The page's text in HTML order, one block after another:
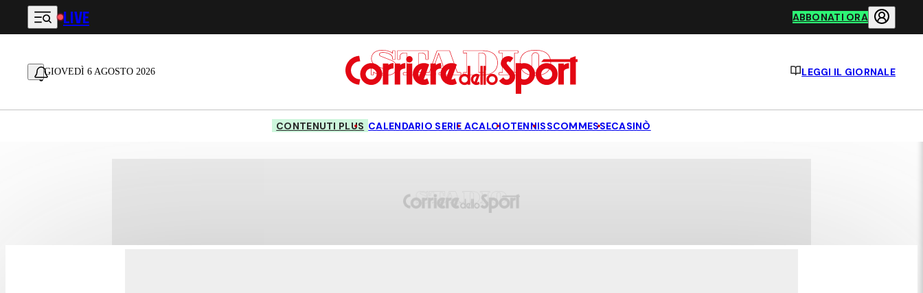
Vai al contenuto principale
LIVE ABBONATI ORA
GIOVEDÌ 6 AGOSTO 2026 LEGGI IL GIORNALE
CONTENUTI PLUS CALENDARIO SERIE ACALCIOTENNISSCOMMESSECASINÒ